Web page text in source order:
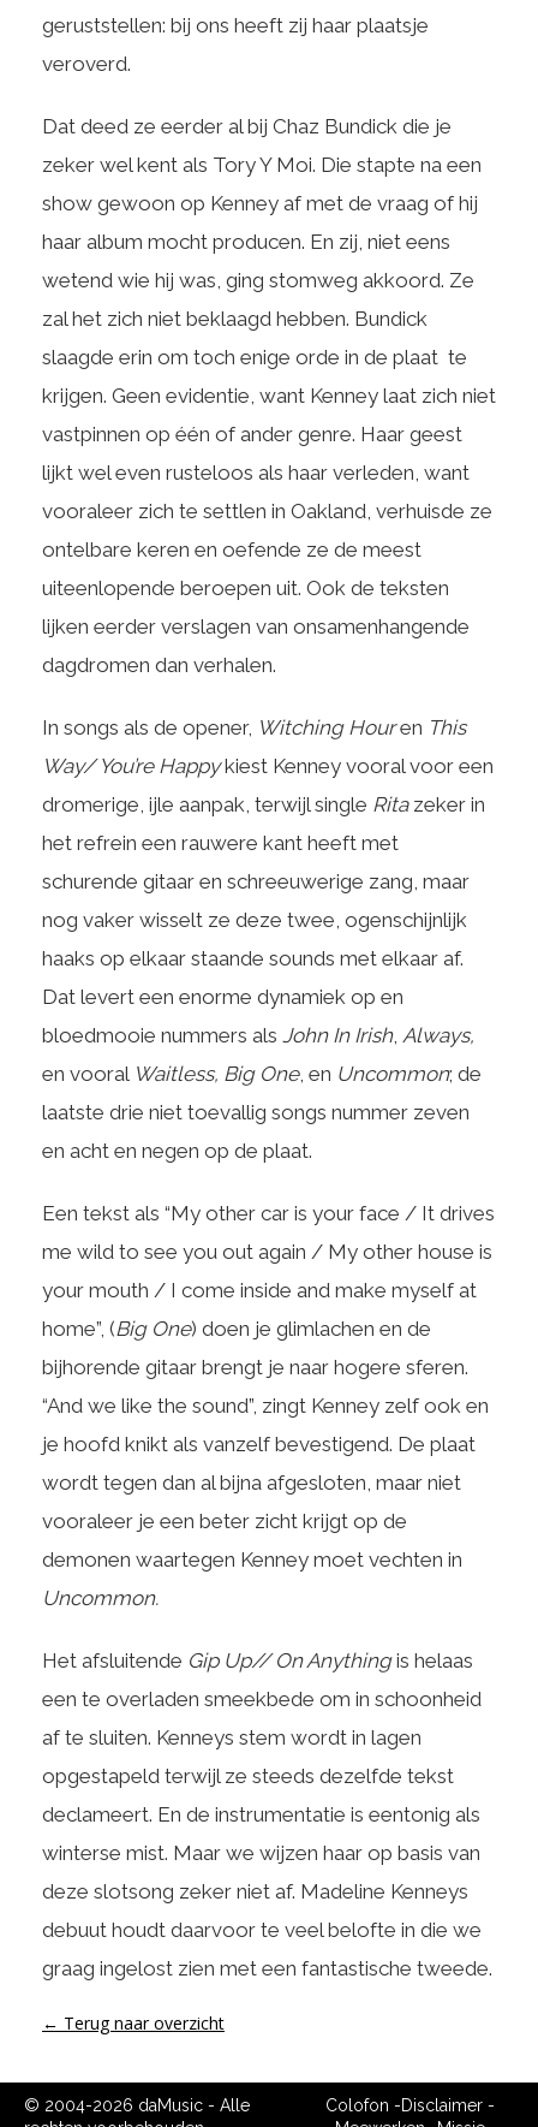
geruststellen: bij ons heeft zij haar plaatsje
veroverd.
Dat deed ze eerder al bij Chaz Bundick die je
zeker wel kent als Tory Y Moi. Die stapte na een
show gewoon op Kenney af met de vraag of hij
haar album mocht producen. En zij, niet eens
wetend wie hij was, ging stomweg akkoord. Ze
zal het zich niet beklaagd hebben. Bundick
slaagde erin om toch enige orde in de plaat te
krijgen. Geen evidentie, want Kenney laat zich niet
vastpinnen op één of ander genre. Haar geest
lijkt wel even rusteloos als haar verleden, want
vooraleer zich te settlen in Oakland, verhuisde ze
ontelbare keren en oefende ze de meest
uiteenlopende beroepen uit. Ook de teksten
lijken eerder verslagen van onsamenhangende
dagdromen dan verhalen.
In songs als de opener, Witching Houren This
Way/ You’re Happykiest Kenney vooral voor een
dromerige, ijle aanpak, terwijl single Ritazeker in
het refrein een rauwere kant heeft met
schurende gitaar en schreeuwerige zang, maar
nog vaker wisselt ze deze twee, ogenschijnlijk
haaks op elkaar staande sounds met elkaar af.
Dat levert een enorme dynamiek op en
bloedmooie nummers als John In Irish, Always,
en vooral Waitless, Big One, en Uncommon; de
laatste drie niet toevallig songs nummer zeven
en acht en negen op de plaat.
Een tekst als “My other car is your face / It drives
me wild to see you out again / My other house is
your mouth / I come inside and make myself at
home”, (Big One) doen je glimlachen en de
bijhorende gitaar brengt je naar hogere sferen.
“And we like the sound”, zingt Kenney zelf ook en
je hoofd knikt als vanzelf bevestigend. De plaat
wordt tegen dan al bijna afgesloten, maar niet
vooraleer je een beter zicht krijgt op de
demonen waartegen Kenney moet vechten in
Uncommon.
Het afsluitende Gip Up// On Anythingis helaas
een te overladen smeekbede om in schoonheid
af te sluiten. Kenneys stem wordt in lagen
opgestapeld terwijl ze steeds dezelfde tekst
declameert. En de instrumentatie is eentonig als
winterse mist. Maar we wijzen haar op basis van
deze slotsong zeker niet af. Madeline Kenneys
debuut houdt daarvoor te veel belofte in die we
graag ingelost zien met een fantastische tweede.
← Terug naar overzicht
© 2004-2026 daMusic - Alle
Colofon -Disclaimer-